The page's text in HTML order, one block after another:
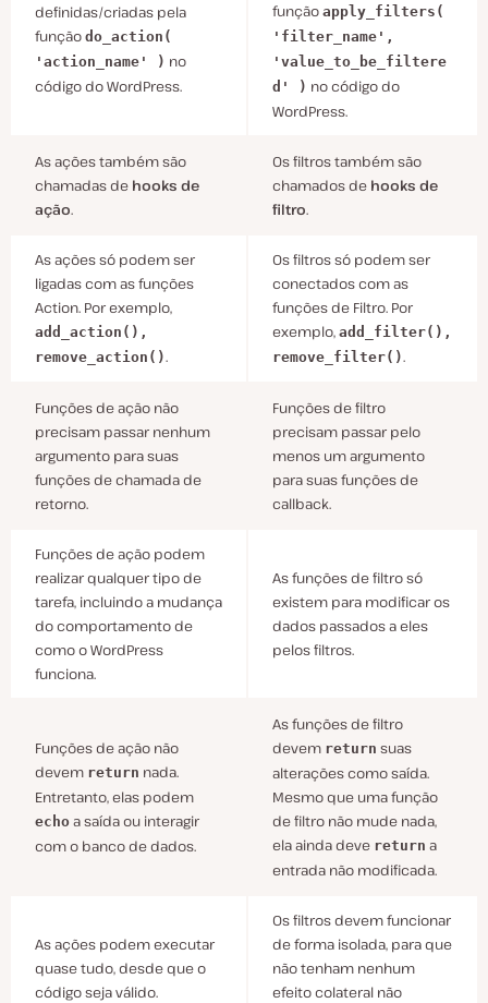
definidas/criadas pela
função do_action(
'action_name' ) no
código do WordPress.
função apply_filters(
'filter_name',
'value_to_be_filtere
d' ) no código do
WordPress.
As ações também são
chamadas de hooks de
ação.
Os filtros também são
chamados de hooks de
filtro.
As ações só podem ser
ligadas com as funções
Action. Por exemplo,
add_action(),
remove_action().
Os filtros só podem ser
conectados com as
funções de Filtro. Por
exemplo, add_filter(),
remove_filter().
Funções de ação não
precisam passar nenhum
argumento para suas
funções de chamada de
retorno.
Funções de filtro
precisam passar pelo
menos um argumento
para suas funções de
callback.
Funções de ação podem
realizar qualquer tipo de
tarefa, incluindo a mudança
do comportamento de
como o WordPress
funciona.
As funções de filtro só
existem para modificar os
dados passados a eles
pelos filtros.
Funções de ação não
devem return nada.
Entretanto, elas podem
echo a saída ou interagir
com o banco de dados.
As funções de filtro
devem return suas
alterações como saída.
Mesmo que uma função
de filtro não mude nada,
ela ainda deve return a
entrada não modificada.
As ações podem executar
quase tudo, desde que o
código seja válido.
Os filtros devem funcionar
de forma isolada, para que
não tenham nenhum
efeito colateral não